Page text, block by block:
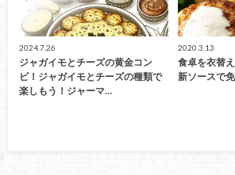
2024.7.26
ジャガイモとチーズの黄金コン
ビ！ジャガイモとチーズの種類で
楽しもう！ジャーマ…
2020.3.13
食卓を衣替
新ソースで